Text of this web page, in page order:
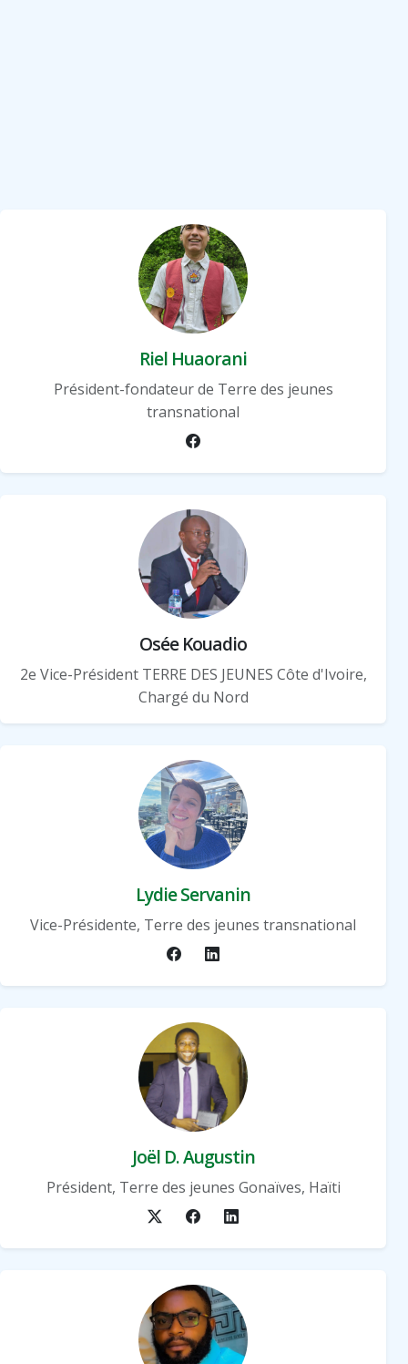
Riel Huaorani
Président-fondateur de Terre des jeunes
transnational
Osée Kouadio
2e Vice-Président TERRE DES JEUNES Côte d'Ivoire,
Chargé du Nord
Lydie Servanin
Vice-Présidente, Terre des jeunes transnational
Joël D. Augustin
Président, Terre des jeunes Gonaïves, Haïti